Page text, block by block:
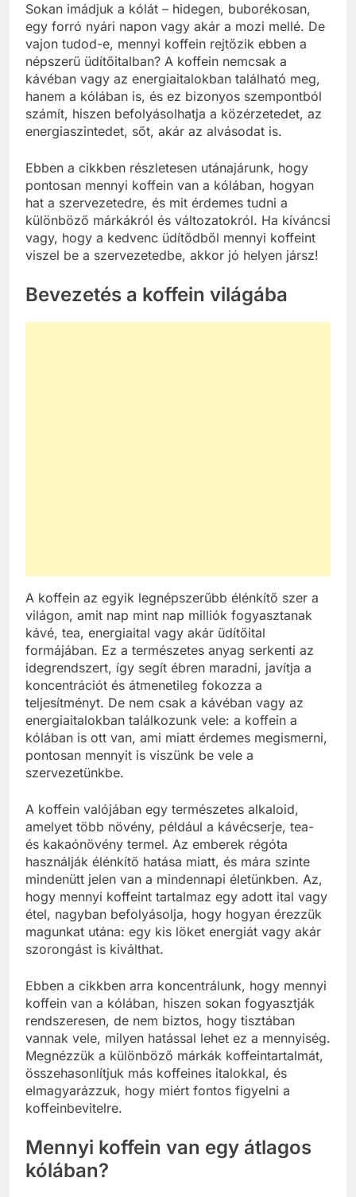
Sokan imádjuk a kólát – hidegen, buborékosan,
egy forró nyári napon vagy akár a mozi mellé. De
vajon tudod-e, mennyi koffein rejtőzik ebben a
népszerű üdítőitalban? A koffein nemcsak a
kávéban vagy az energiaitalokban található meg,
hanem a kólában is, és ez bizonyos szempontból
számít, hiszen befolyásolhatja a közérzetedet, az
energiaszintedet, sőt, akár az alvásodat is.
Ebben a cikkben részletesen utánajárunk, hogy
pontosan mennyi koffein van a kólában, hogyan
hat a szervezetedre, és mit érdemes tudni a
különböző márkákról és változatokról. Ha kíváncsi
vagy, hogy a kedvenc üdítődből mennyi koffeint
viszel be a szervezetedbe, akkor jó helyen jársz!
Bevezetés a koffein világába
A koffein az egyik legnépszerűbb élénkítő szer a
világon, amit nap mint nap milliók fogyasztanak
kávé, tea, energiaital vagy akár üdítőital
formájában. Ez a természetes anyag serkenti az
idegrendszert, így segít ébren maradni, javítja a
koncentrációt és átmenetileg fokozza a
teljesítményt. De nem csak a kávéban vagy az
energiaitalokban találkozunk vele: a koffein a
kólában is ott van, ami miatt érdemes megismerni,
pontosan mennyit is viszünk be vele a
szervezetünkbe.
A koffein valójában egy természetes alkaloid,
amelyet több növény, például a kávécserje, tea-
és kakaónövény termel. Az emberek régóta
használják élénkítő hatása miatt, és mára szinte
mindenütt jelen van a mindennapi életünkben. Az,
hogy mennyi koffeint tartalmaz egy adott ital vagy
étel, nagyban befolyásolja, hogy hogyan érezzük
magunkat utána: egy kis löket energiát vagy akár
szorongást is kiválthat.
Ebben a cikkben arra koncentrálunk, hogy mennyi
koffein van a kólában, hiszen sokan fogyasztják
rendszeresen, de nem biztos, hogy tisztában
vannak vele, milyen hatással lehet ez a mennyiség.
Megnézzük a különböző márkák koffeintartalmát,
összehasonlítjuk más koffeines italokkal, és
elmagyarázzuk, hogy miért fontos figyelni a
koffeinbevitelre.
Mennyi koffein van egy átlagos
kólában?